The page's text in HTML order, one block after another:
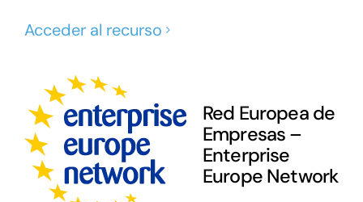
Acceder al recurso
Red Europea de
Empresas –
Enterprise
Europe Network